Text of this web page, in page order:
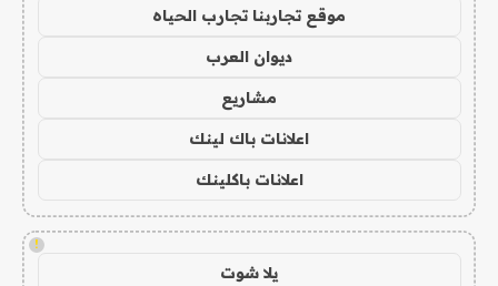
موقع تجاربنا تجارب الحياه
ديوان العرب
مشاريع
اعلانات باك لينك
اعلانات باكلينك
!
يلا شوت